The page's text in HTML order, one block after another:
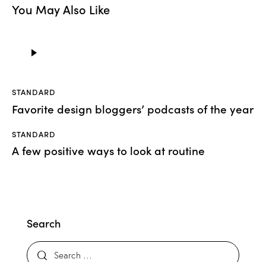
You May Also Like
Player
STANDARD
Favorite design bloggers’ podcasts of the year
STANDARD
A few positive ways to look at routine
Search